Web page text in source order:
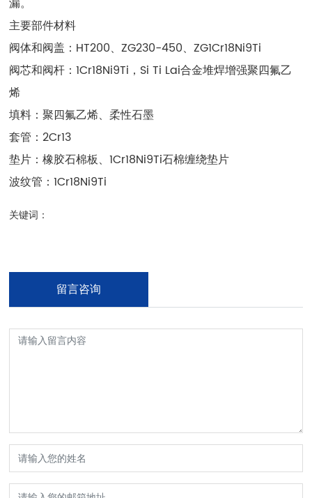
漏。
主要部件材料
阀体和阀盖：HT200、ZG230-450、ZG1Cr18Ni9Ti
阀芯和阀杆：1Cr18Ni9Ti，Si Ti Lai合金堆焊增强聚四氟乙
烯
填料：聚四氟乙烯、柔性石墨
套管：2Cr13
垫片：橡胶石棉板、1Cr18Ni9Ti石棉缠绕垫片
波纹管：1Cr18Ni9Ti
关键词：
留言咨询